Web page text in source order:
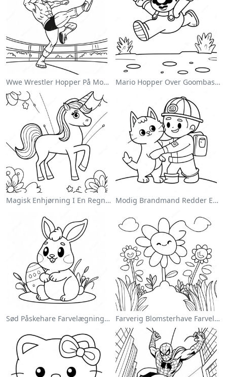
Wwe Wrestler Hopper På Modstander Farvelægningsside Mario Hopper Over Goombas Farvelægningsside
Magisk Enhjørning I En Regnbue Farvelægningsside Modig Brandmand Redder En Kat Farvelægningsside
Sød Påskehare Farvelægningsside Farverig Blomsterhave Farvelægningsside